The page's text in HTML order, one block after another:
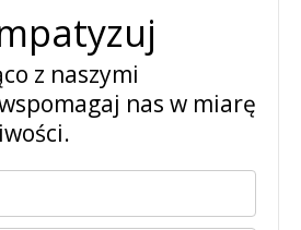
z naszymi
nas w miarę